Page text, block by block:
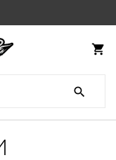
shopping_cart
